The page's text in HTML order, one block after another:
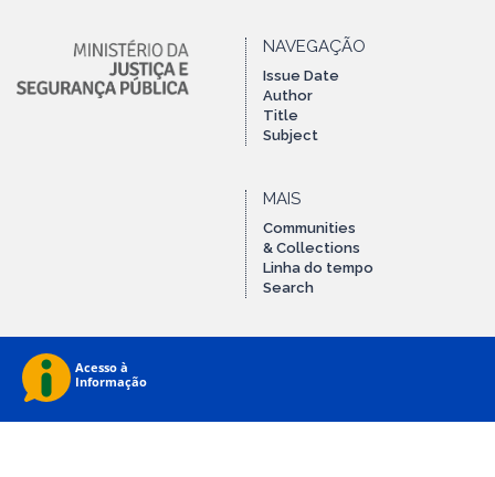
NAVEGAÇÃO
Issue Date
Author
Title
Subject
MAIS
Communities
& Collections
Linha do tempo
Search